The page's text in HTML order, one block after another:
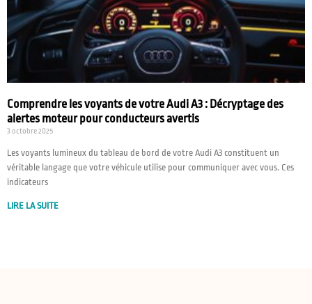
Comprendre les voyants de votre Audi A3 : Décryptage des
alertes moteur pour conducteurs avertis
3 octobre 2025
Les voyants lumineux du tableau de bord de votre Audi A3 constituent un
véritable langage que votre véhicule utilise pour communiquer avec vous. Ces
indicateurs
LIRE LA SUITE